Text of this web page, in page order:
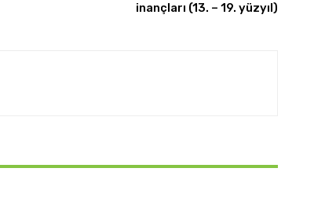
inançları (13. – 19. yüzyıl)